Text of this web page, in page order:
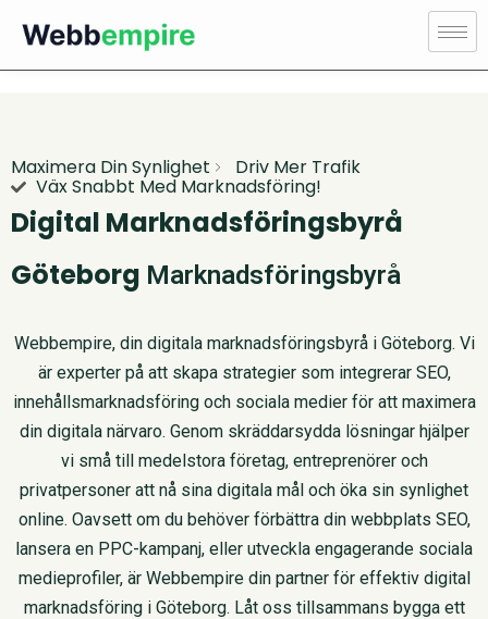
Maximera Din Synlighet Driv Mer Trafik
Väx Snabbt Med Marknadsföring!
Digital Marknadsföringsbyrå
Göteborg Marknadsföringsbyrå
Webbempire, din digitala marknadsföringsbyrå i Göteborg. Vi
är experter på att skapa strategier som integrerar SEO,
innehållsmarknadsföring och sociala medier för att maximera
din digitala närvaro. Genom skräddarsydda lösningar hjälper
vi små till medelstora företag, entreprenörer och
privatpersoner att nå sina digitala mål och öka sin synlighet
online. Oavsett om du behöver förbättra din webbplats SEO,
lansera en PPC-kampanj, eller utveckla engagerande sociala
medieprofiler, är Webbempire din partner för effektiv digital
marknadsföring i Göteborg. Låt oss tillsammans bygga ett